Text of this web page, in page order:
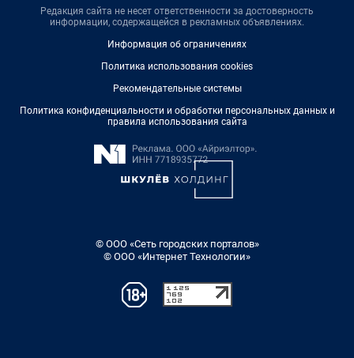
Редакция сайта не несет ответственности за достоверность
информации, содержащейся в рекламных объявлениях.
Информация об ограничениях
Политика использования cookies
Рекомендательные системы
Политика конфиденциальности и обработки персональных данных и
правила использования сайта
© ООО «Сеть городских порталов»
© ООО «Интернет Технологии»